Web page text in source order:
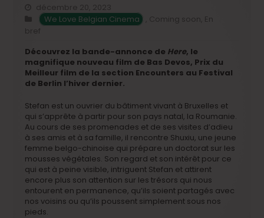
décembre 20, 2023
We Love Belgian Cinema
Coming soon En
bref
Découvrez la bande-annonce de Here, le
magnifique nouveau film de Bas Devos, Prix du
Meilleur film de la section Encounters au Festival
de Berlin l’hiver dernier.
Stefan est un ouvrier du bâtiment vivant à Bruxelles et
qui s’apprête à partir pour son pays natal, la Roumanie.
Au cours de ses promenades et de ses visites d’adieu
à ses amis et à sa famille, il rencontre Shuxiu, une jeune
femme belgo-chinoise qui prépare un doctorat sur les
mousses végétales. Son regard et son intérêt pour ce
qui est à peine visible, intriguent Stefan et attirent
encore plus son attention sur les trésors qui nous
entourent en permanence, qu’ils soient partagés avec
nos voisins ou qu’ils poussent simplement sous nos
pieds.